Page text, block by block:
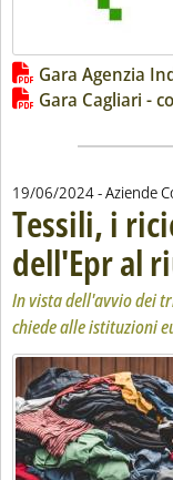
Lista allegati
Gara Agenzia
Gara Cagliari -
19/06/2024- Aziende
Tessili, i
dell'Epr al
In vista dell'avvio dei
chiede alle istituzioni